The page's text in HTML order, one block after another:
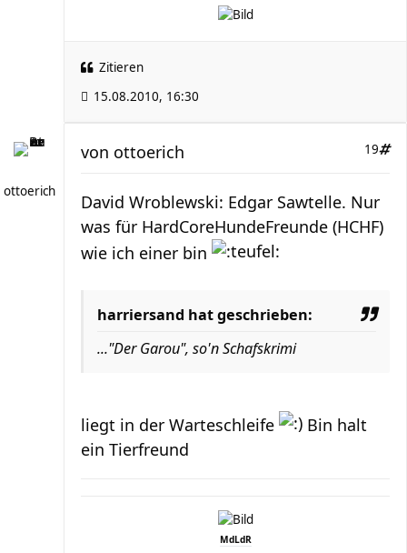
Zitieren
15.08.2010, 16:30
ottoerich
19
von ottoerich
David Wroblewski: Edgar Sawtelle. Nur
was für HardCoreHundeFreunde (HCHF)
wie ich einer bin
harriersand hat geschrieben:
..."Der Garou", so'n Schafskrimi
liegt in der Warteschleife
Bin halt
ein Tierfreund
MdLdR